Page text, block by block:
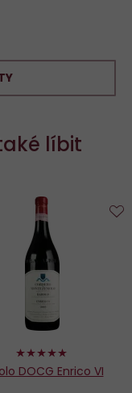
líbit
100%
DOCG Enrico VI